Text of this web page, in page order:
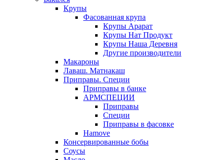
Крупы
Фасованная крупа
Крупы Арарат
Крупы Нат Продукт
Крупы Наша Деревня
Другие производители
Макароны
Лаваш. Матнакаш
Приправы. Специи
Приправы в банке
АРМСПЕЦИИ
Приправы
Специи
Приправы в фасовке
Hamove
Консервированные бобы
Соусы